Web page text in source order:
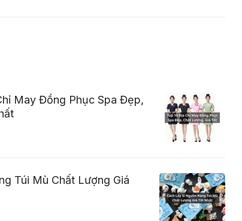
May Đồng Phục Spa Đẹp,
Túi Mù Chất Lượng Giá